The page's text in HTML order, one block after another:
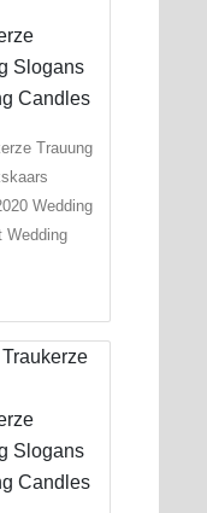
Trauung
Wedding
Wedding